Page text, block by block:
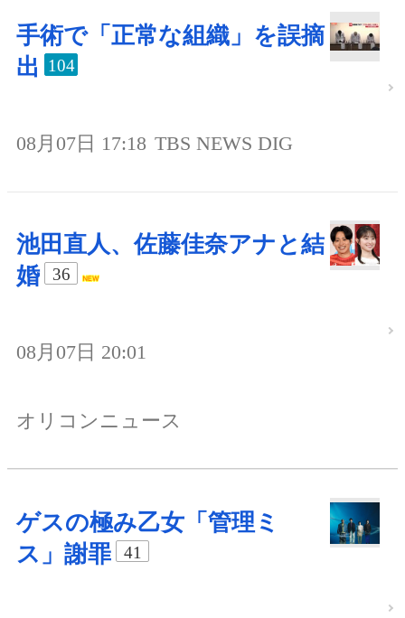
手術で「正常な組織」を誤摘
出
104
08月07日 17:18 TBS NEWS DIG
池田直人、佐藤佳奈アナと結
婚
36
08月07日 20:01
オリコンニュース
ゲスの極み乙女「管理ミ
ス」謝罪
41